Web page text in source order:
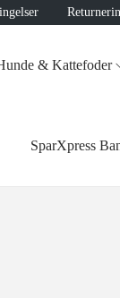
& Kattefoder
SparXpress